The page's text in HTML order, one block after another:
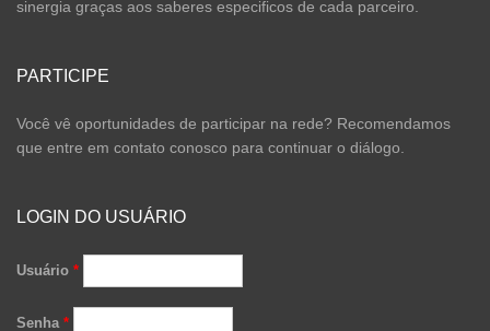
sinergia graças aos saberes especificos de cada parceiro.
PARTICIPE
Você vê oportunidades de participar na rede? Recomendamos
que entre em contato conosco para continuar o diálogo.
LOGIN DO USUÁRIO
Usuário *
Senha *